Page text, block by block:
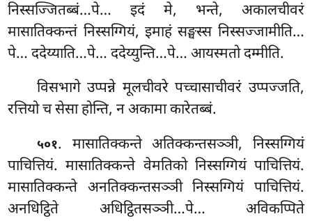
निस्सज्जितब्बं…पे… इदं मे, भन्ते, अकालचीवरं
मासातिक्कन्तं निस्सग्गियं, इमाहं सङ्घस्स निस्सज्जामीति…
पे… ददेय्याति…पे… ददेय्युन्ति…पे… आयस्मतो दम्मीति.
विसभागे उप्पन्ने मूलचीवरे पच्चासाचीवरं उप्पज्जति,
रत्तियो च सेसा होन्ति, न अकामा कारेतब्बं.
५०१. मासातिक्कन्ते अतिक्कन्तसञ्ञी, निस्सग्गियं
पाचित्तियं. मासातिक्कन्ते वेमतिको निस्सग्गियं पाचित्तियं.
मासातिक्कन्ते अनतिक्कन्तसञ्ञी निस्सग्गियं पाचित्तियं.
अनधिट्ठिते अधिट्ठितसञ्ञी…पे… अविकप्पिते